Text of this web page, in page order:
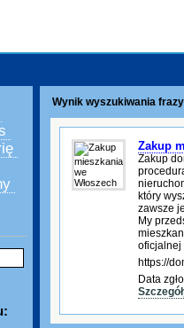
Wynik wyszukiwania
Zakup
Zakup
który
zawsze
My
oficjalnej
https://
Data